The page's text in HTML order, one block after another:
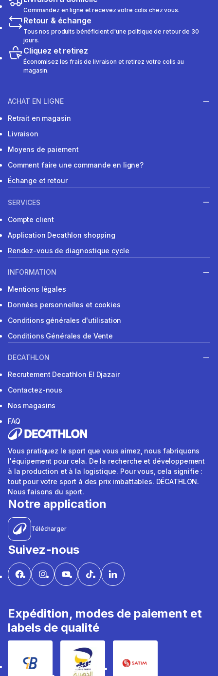
Commandez en ligne et recevez votre colis chez vous.
Retour & échange
Tous nos produits bénéficient d'une politique de retour de 30
jours.
Cliquez et retirez
Économisez les frais de livraison et retirez votre colis au
magasin.
ACHAT EN LIGNE
Retrait en magasin
Livraison
Moyens de paiement
Comment faire une commande en ligne?
Échange et retour
SERVICES
Compte client
Application Decathlon shopping
Rendez-vous de diagnostique cycle
INFORMATION
Mentions légales
Données personnelles et cookies
Conditions générales d'utilisation
Conditions Générales de Vente
DECATHLON
Recrutement Decathlon El Djazair
Contactez-nous
Nos magasins
FAQ
Vous pratiquez le sport que vous aimez, nous fabriquons
l'équipement pour cela. De la recherche et développement
à la production et à la logistique. Pour vous, cela signifie :
tout pour votre sport à des prix imbattables. DÉCATHLON.
Nous faisons du sport.
Notre application
Télécharger
Suivez-nous
Expédition, modes de paiement et
labels de qualité